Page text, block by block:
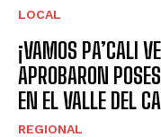
LOCAL
¡VAMOS PA’CALI
APROBARON
EN EL VALLE DEL
REGIONAL